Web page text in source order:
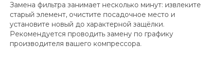
Замена фильтра занимает несколько минут: извлеките
старый элемент, очистите посадочное место и
установите новый до характерной защёлки.
Рекомендуется проводить замену по графику
производителя вашего компрессора.